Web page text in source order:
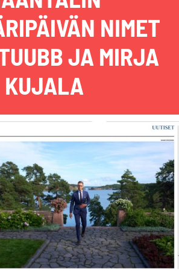
NIMET
JA MIRJA
KUJALA